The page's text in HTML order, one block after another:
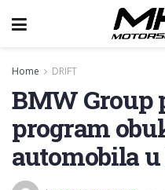
Home DRIFT
BMW Group
program
automobila